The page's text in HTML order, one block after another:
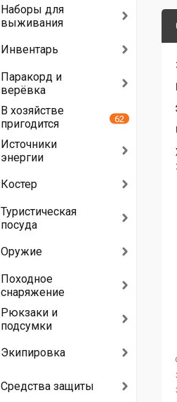
Наборы для
выживания
Инвентарь
Паракорд и
верёвка
В хозяйстве
пригодится
62
Источники
энергии
Костер
Туристическая
посуда
Оружие
Походное
снаряжение
Рюкзаки и
подсумки
Экипировка
Средства защиты